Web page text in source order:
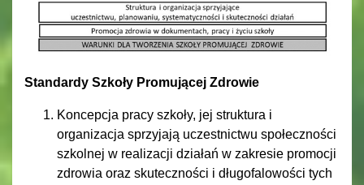
Standardy Szkoły Promującej Zdrowie
Koncepcja pracy szkoły, jej struktura i
organizacja sprzyjają uczestnictwu społeczności
szkolnej w realizacji działań w zakresie promocji
zdrowia oraz skuteczności i długofalowości tych